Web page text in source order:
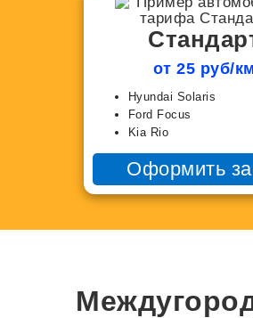
от 25 руб/км
Hyundai Solaris
Ford Focus
Kia Rio
Оформить